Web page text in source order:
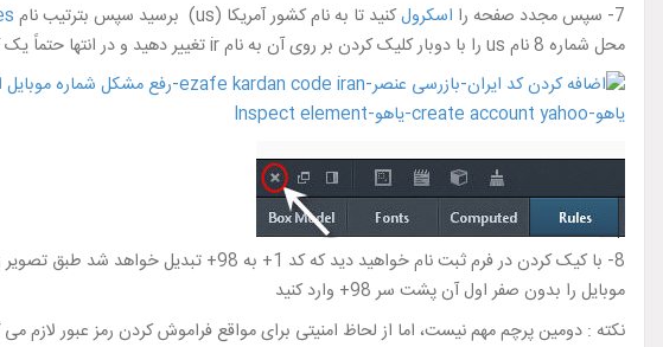
7- سپس مجدد صفحه را اسکرولکنید تا به نام کشور آمریکا (us) برسید سپس بترتیب نام
محل شماره 8 نام us را با دوبار کلیک کردن بر روی آن به نام ir تغییر دهید و در انتها حتماً یک کلیک بر روی محل خالی بیرون از کادر کد های HTML بزنید تا تغییرات اعمال گرددند (طبق تصویر مشکی رنگ)
8- با کیک کردن در فرم ثبت نام خواهید
موبایل را بدون صفر اول آن پشت سر 98+ وارد کنید
نکته : دومین پرچم مهم نیست، اما از لحاظ امنیتی برای مواقع فراموش کردن رمز عبور